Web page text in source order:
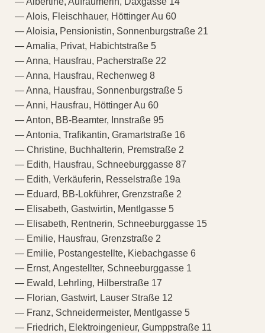
— Alois, Fleischhauer, Höttinger Au 60
— Aloisia, Pensionistin, Sonnenburgstraße 21
— Amalia, Privat, Habichtstraße 5
— Anna, Hausfrau, Pacherstraße 22
— Anna, Hausfrau, Rechenweg 8
— Anna, Hausfrau, Sonnenburgstraße 5
— Anni, Hausfrau, Höttinger Au 60
— Anton, BB-Beamter, Innstraße 95
— Antonia, Trafikantin, Gramartstraße 16
— Christine, Buchhalterin, Premstraße 2
— Edith, Hausfrau, Schneeburggasse 87
— Edith, Verkäuferin, Resselstraße 19a
— Eduard, BB-Lokführer, Grenzstraße 2
— Elisabeth, Gastwirtin, Mentlgasse 5
— Elisabeth, Rentnerin, Schneeburggasse 15
— Emilie, Hausfrau, Grenzstraße 2
— Emilie, Postangestellte, Kiebachgasse 6
— Ernst, Angestellter, Schneeburggasse 1
— Ewald, Lehrling, Hilberstraße 17
— Florian, Gastwirt, Lauser Straße 12
— Franz, Schneidermeister, Mentlgasse 5
— Friedrich, Elektroingenieur, Gumppstraße 11